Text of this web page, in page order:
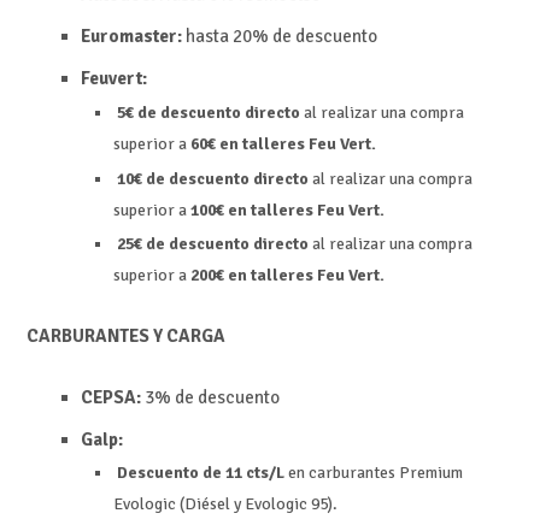
Euromaster:hasta 20% de descuento
Feuvert:
5€ de descuento directo al realizar una compra
superior a 60€ en talleres Feu Vert.
10€ de descuento directo al realizar una compra
superior a100€ en talleres Feu Vert.
25€ de descuento directo al realizar una compra
superior a 200€ en talleres Feu Vert.
CARBURANTES Y CARGA
CEPSA:3% de descuento
Galp:
Descuento de 11 cts/Len carburantes Premium
Evologic (Diésel y Evologic 95).